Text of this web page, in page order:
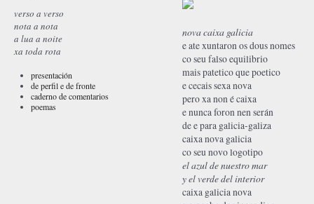
verso a verso
nota a nota
a lua a noite
xa toda rota
presentación
de perfil e de fronte
caderno de comentarios
poemas
nova caixa galicia
e ate xuntaron os dous nomes
co seu falso equilibrio
mais patetico que poetico
e cecais sexa nova
pero xa non é caixa
e nunca foron nen serán
de e para galicia-galiza
caixa nova galicia
co seu novo logotipo
el azul de nuestro mar
y el verde del interior
caixa galicia nova